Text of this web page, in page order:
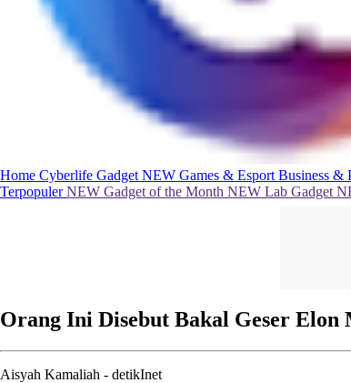
Home Cyberlife Gadget NEW Games & Esport Business &
TerpopulerNEW Gadget of the Month NEW Lab Gadget
Orang Ini Disebut Bakal Geser
Aisyah Kamaliah - detikInet